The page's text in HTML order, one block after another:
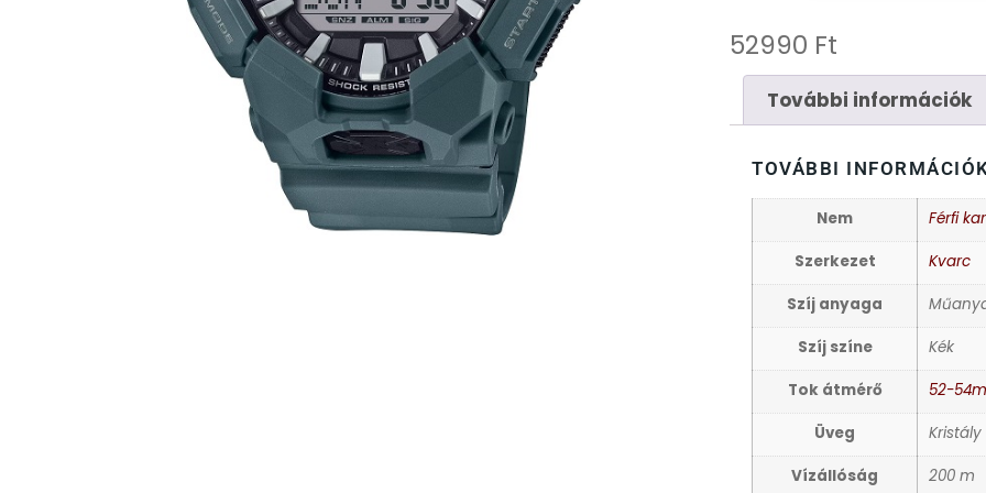
52990 Ft
További információk
TOVÁBBI
Nem Férfi
Szerkezet Kvarc
Szíj anyaga
Szíj színe Kék
Tok átmérő 52-
Üveg Kristály
Vízállóság 200 m
615
DIVAT KARÓRÁK (Curren, Oulm,Naviforce, D-
25